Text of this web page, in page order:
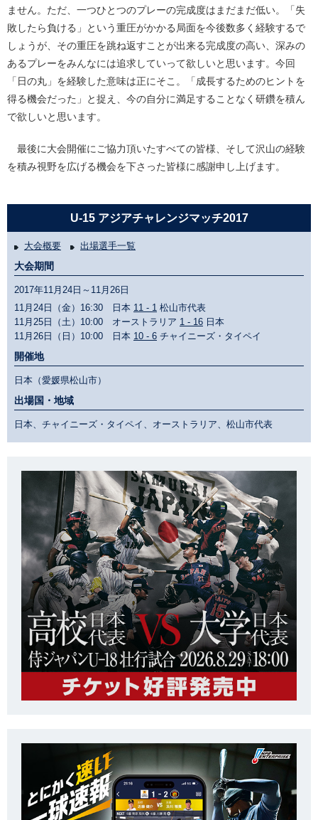
ません。ただ、一つひとつのプレーの完成度はまだまだ低い。「失
敗したら負ける」という重圧がかかる局面を今後数多く経験するで
しょうが、その重圧を跳ね返すことが出来る完成度の高い、深みの
あるプレーをみんなには追求していって欲しいと思います。今回
「日の丸」を経験した意味は正にそこ。「成長するためのヒントを
得る機会だった」と捉え、今の自分に満足することなく研鑽を積ん
で欲しいと思います。
最後に大会開催にご協力頂いたすべての皆様、そして沢山の経験
を積み視野を広げる機会を下さった皆様に感謝申し上げます。
U-15 アジアチャレンジマッチ2017
大会概要 出場選手一覧
大会期間
2017年11月24日～11月26日
11月24日（金）16:30 日本 11 - 1 松山市代表
11月25日（土）10:00 オーストラリア 1 - 16 日本
11月26日（日）10:00 日本 10 - 6 チャイニーズ・タイペイ
開催地
日本（愛媛県松山市）
出場国・地域
日本、チャイニーズ・タイペイ、オーストラリア、松山市代表